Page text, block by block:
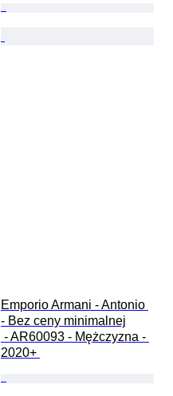
Emporio Armani - Antonio
- Bez ceny minimalnej
2020+